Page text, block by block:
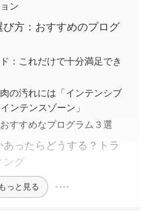
ン
び方：おすすめのプログ
：これだけで十分満足でき
の汚れには「インテンシブ
ンテンスゾーン」
すすめなプログラム３選
ったらどうする？トラ
ング
もっと見る